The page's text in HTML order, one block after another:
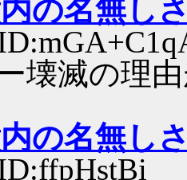
の名無し
壊滅の理
の名無し